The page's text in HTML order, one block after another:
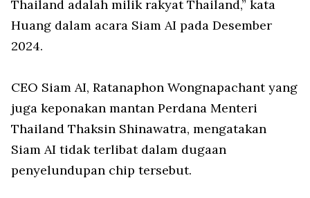
Thailand adalah milik rakyat Thailand,” kata
Huang dalam acara Siam AI pada Desember
2024.
CEO Siam AI, Ratanaphon Wongnapachant yang
juga keponakan mantan Perdana Menteri
Thailand Thaksin Shinawatra, mengatakan
Siam AI tidak terlibat dalam dugaan
penyelundupan chip tersebut.